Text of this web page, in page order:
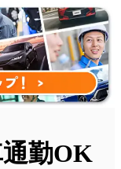
勤OK